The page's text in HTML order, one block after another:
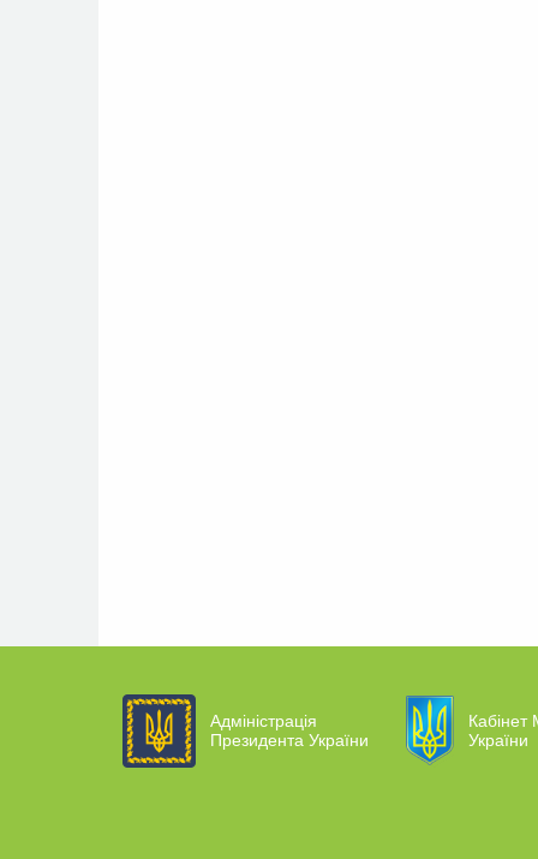
Адміністрація
Президента України
Кабінет
України